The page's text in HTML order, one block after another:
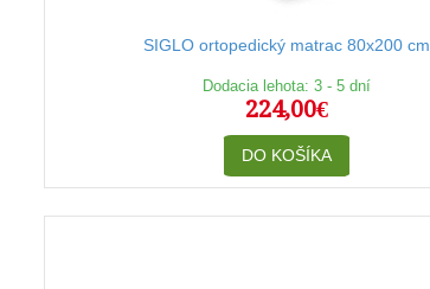
SIGLO ortopedický matrac 80x200 cm
Dodacia lehota: 3 - 5 dní
224,00€
DO KOŠÍKA